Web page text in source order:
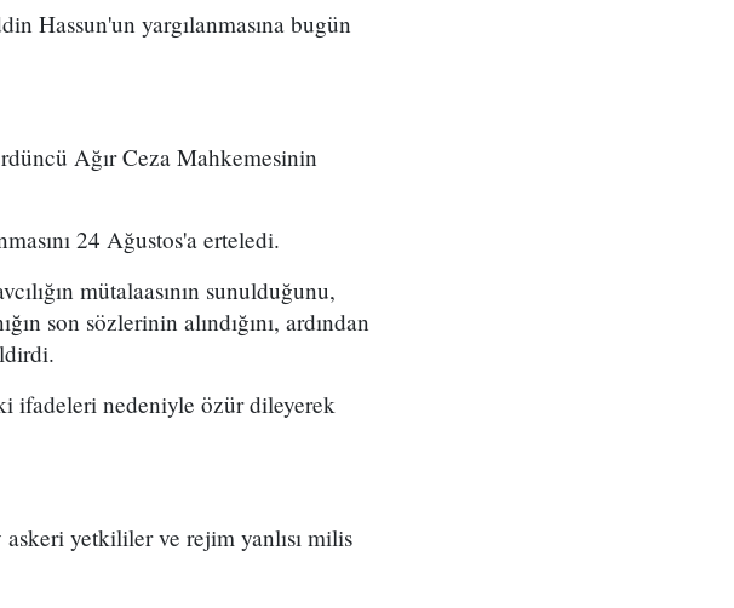
Hassun'un yargılanmasına bugün
Ağır Ceza Mahkemesinin
24 Ağustos'a erteledi.
mütalaasının sunulduğunu,
son sözlerinin alındığını, ardından
ifadeleri nedeniyle özür dileyerek
yetkililer ve rejim yanlısı milis